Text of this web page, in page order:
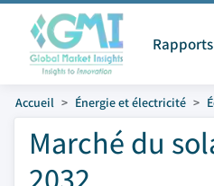
Accueil Énergie et électricité
Marché du